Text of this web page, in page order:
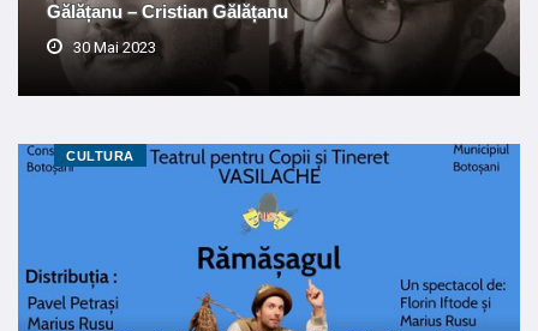
Gălățanu – Cristian Gălățanu
30 Mai 2023
CULTURA